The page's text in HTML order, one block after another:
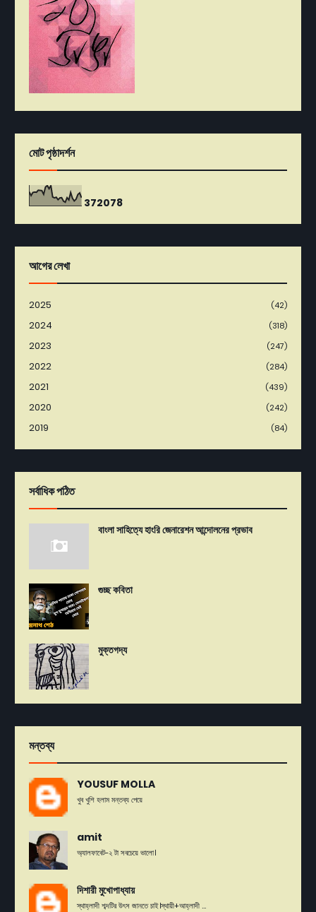
মোট পৃষ্ঠাদর্শন
372078
আগের লেখা
2025 (42)
2024 (318)
2023 (247)
2022 (284)
2021 (439)
2020 (242)
2019 (84)
সর্বাধিক পঠিত
বাংলা সাহিত্যে হাংরি জেনারেশন আন্দোলনের প্রভাব
গুচ্ছ কবিতা
মুক্তগদ্য
মন্তব্য
YOUSUF MOLLA
খুব খুশি হলাম মন্তব্য পেয়ে
amit
অ্যালফাবেট-২ টা সবচেয়ে ভালো।
দিশারী মুখোপাধ্যায়
স্থাহ্লাদী শব্দটির উৎস জানতে চাই।স্থায়ী+আহ্লাদী ...